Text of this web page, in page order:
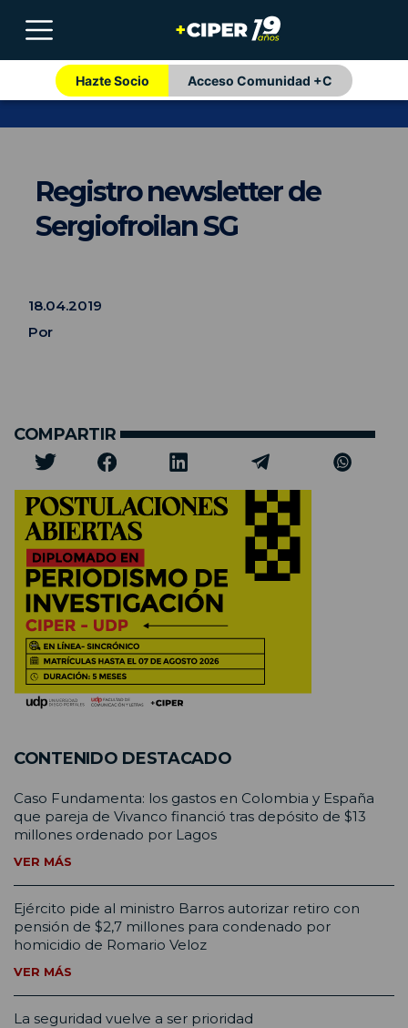
Hazte Socio Acceso Comunidad +C
Registro newsletter de
Sergiofroilan SG
18.04.2019
Por
COMPARTIR
CONTENIDO DESTACADO
Caso Fundamenta: los gastos en Colombia y España
que pareja de Vivanco financió tras depósito de $13
millones ordenado por Lagos
VER MÁS
Ejército pide al ministro Barros autorizar retiro con
pensión de $2,7 millones para condenado por
homicidio de Romario Veloz
VER MÁS
La seguridad vuelve a ser prioridad